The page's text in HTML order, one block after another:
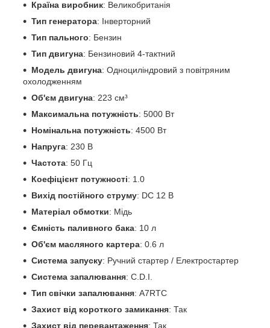
Країна виробник: Великобританія
Тип генератора: Інверторний
Тип пального: Бензин
Тип двигуна: Бензиновий 4-тактний
Модель двигуна: Одноциліндровий з повітряним
охолодженням
Об'єм двигуна: 223 см³
Максимальна потужність: 5000 Вт
Номінальна потужність: 4500 Вт
Напруга: 230 В
Частота: 50 Гц
Коефіцієнт потужності: 1.0
Вихід постійного струму: DC 12 В
Матеріал обмотки: Мідь
Ємність паливного бака: 10 л
Об'єм масляного картера: 0.6 л
Система запуску: Ручний стартер / Електростартер
Система запалювання: C.D.I.
Тип свічки запалювання: A7RTC
Захист від короткого замикання: Так
Захист від перевантаження: Так